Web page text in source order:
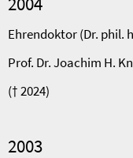
Ehrendoktor (Dr. phil.
Prof. Dr. Joachim H.
(† 2024)
2003